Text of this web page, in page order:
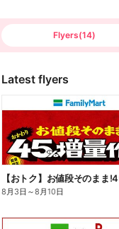
Flyers(14)
Latest flyers
8月3日 ～8月10日